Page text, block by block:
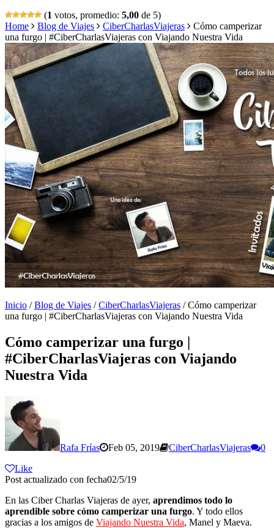
(1 votos, promedio: 5,00 de 5)
Home
Blog de Viajes CiberCharlasViajeras
Cómo camperizar
una furgo | #CiberCharlasViajeras con Viajando Nuestra Vida
Inicio /Blog de Viajes /CiberCharlasViajeras /Cómo camperizar
una furgo | #CiberCharlasViajeras con Viajando Nuestra Vida
Cómo camperizar una furgo |
#CiberCharlasViajeras con Viajando
Nuestra Vida
Rafa Frías Feb 05, 2019 CiberCharlasViajeras
0
Like
Post actualizado con fecha02/5/19
En las Ciber Charlas Viajeras de ayer, aprendimos todo lo
aprendible sobre cómo camperizar una furgo. Y todo ellos
gracias a los amigos de Viajando Nuestra Vida, Manel y Maeva.